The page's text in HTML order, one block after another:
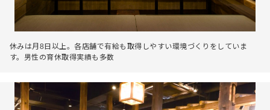
休みは月8日以上。各店舗で有給も取得しやすい環境づくりをしていま
す。男性の育休取得実績も多数